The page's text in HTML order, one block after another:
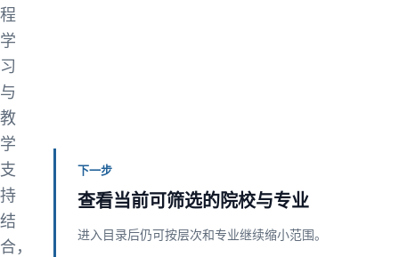
程
学
习
与
教
学
支
持
结
合，
下一步
查看当前可筛选的院校与专业
进入目录后仍可按层次和专业继续缩小范围。